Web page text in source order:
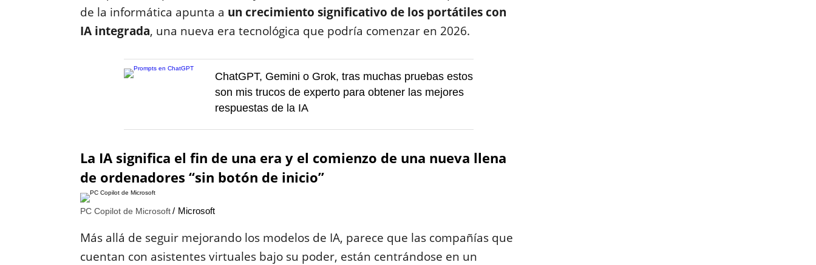
de la informática apunta a un crecimiento significativo de los portátiles con
IA integrada, una nueva era tecnológica que podría comenzar en 2026.
ChatGPT, Gemini o Grok, tras muchas pruebas estos
son mis trucos de experto para obtener las mejores
respuestas de la IA
La IA significa el fin de una era y el comienzo de una nueva llena
de ordenadores “sin botón de inicio”
PC Copilot de Microsoft Microsoft
Más allá de seguir mejorando los modelos de IA, parece que las compañías que
cuentan con asistentes virtuales bajo su poder, están centrándose en un